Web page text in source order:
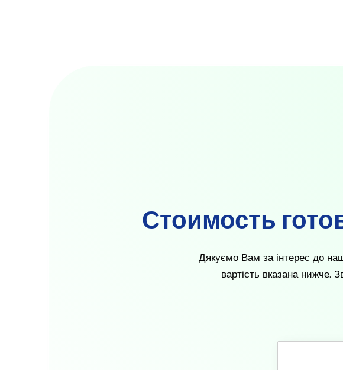
Стоимость
Дякуємо Вам за інтерес до
вартість вказана нижче.